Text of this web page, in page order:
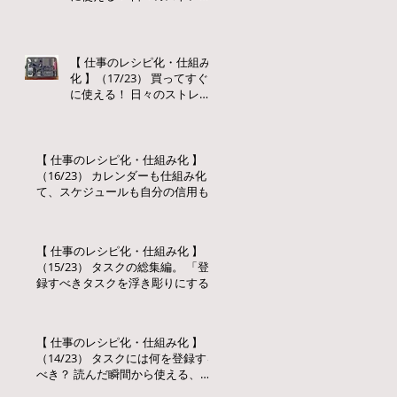
【 仕事のレシピ化・仕組み
化 】（17/23） 買ってすぐ
に使える！ 日々のストレス
【 仕事のレシピ化・仕組み化 】
（16/23） カレンダーも仕組み化し
て、スケジュールも自分の信用も
【 仕事のレシピ化・仕組み化 】
（15/23） タスクの総集編。 「登
録すべきタスクを浮き彫りにする
【 仕事のレシピ化・仕組み化 】
（14/23） タスクには何を登録する
べき？ 読んだ瞬間から使える、タ